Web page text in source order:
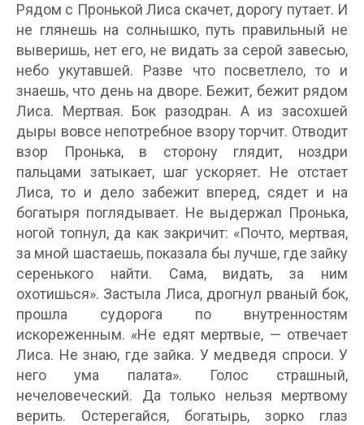
Рядом с Пронькой Лиса скачет, дорогу путает. И
не глянешь на солнышко, путь правильный не
выверишь, нет его, не видать за серой завесью,
небо укутавшей. Разве что посветлело, то и
знаешь, что день на дворе. Бежит, бежит рядом
Лиса. Мертвая. Бок разодран. А из засохшей
дыры вовсе непотребное взору торчит. Отводит
взор Пронька, в сторону глядит, ноздри
пальцами затыкает, шаг ускоряет. Не отстает
Лиса, то и дело забежит вперед, сядет и на
богатыря поглядывает. Не выдержал Пронька,
ногой топнул, да как закричит: «Почто, мертвая,
за мной шастаешь, показала бы лучше, где зайку
серенького найти. Сама, видать, за ним
охотишься». Застыла Лиса, дрогнул рваный бок,
прошла судорога по внутренностям
искореженным. «Не едят мертвые, — отвечает
Лиса. Не знаю, где зайка. У медведя спроси. У
него ума палата». Голос страшный,
нечеловеческий. Да только нельзя мертвому
верить. Остерегайся, богатырь, зорко глаз